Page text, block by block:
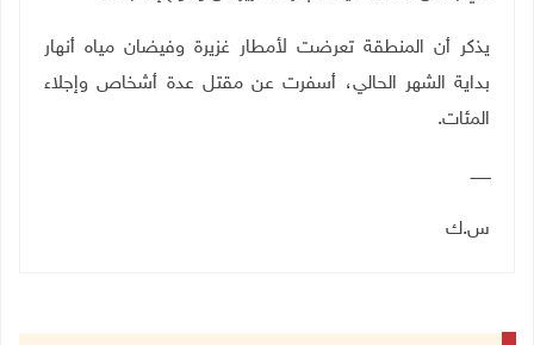
يذكر أن المنطقة تعرضت لأمطار غزيرة وفيضان مياه أنهار
بداية الشهر الحالي، أسفرت عن مقتل عدة أشخاص وإجلاء
المئات.
ــــــــ
س.ك